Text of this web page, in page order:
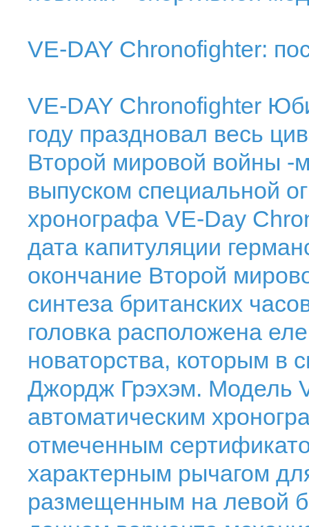
VE-DAY Chronofighter:
VE-DAY Chronofighter
году праздновал весь
Второй мировой войны -
выпуском специальной
хронографа VE-Day
дата капитуляции
окончание Второй
синтеза британских
головка расположена
новаторства, которым в
Джордж Грэхэм. Модель
автоматическим
отмеченным
характерным рычагом
размещенным на левой